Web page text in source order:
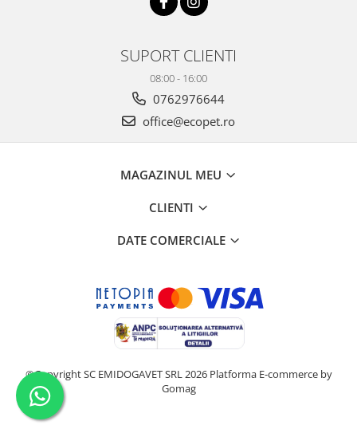
SUPORT CLIENTI
08:00 - 16:00
0762976644
office@ecopet.ro
MAGAZINUL MEU
CLIENTI
DATE COMERCIALE
©Copyright SC EMIDOGAVET SRL 2026 Platforma E-commerce by
Gomag